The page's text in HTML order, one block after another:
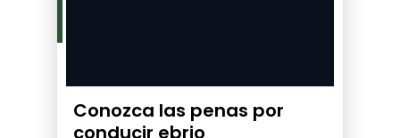
Conozca las penas por
conducir ebrio